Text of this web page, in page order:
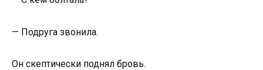
— Подруга звонила.
Он скептически поднял бровь.